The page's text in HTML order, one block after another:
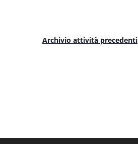
Archivio attività precedenti